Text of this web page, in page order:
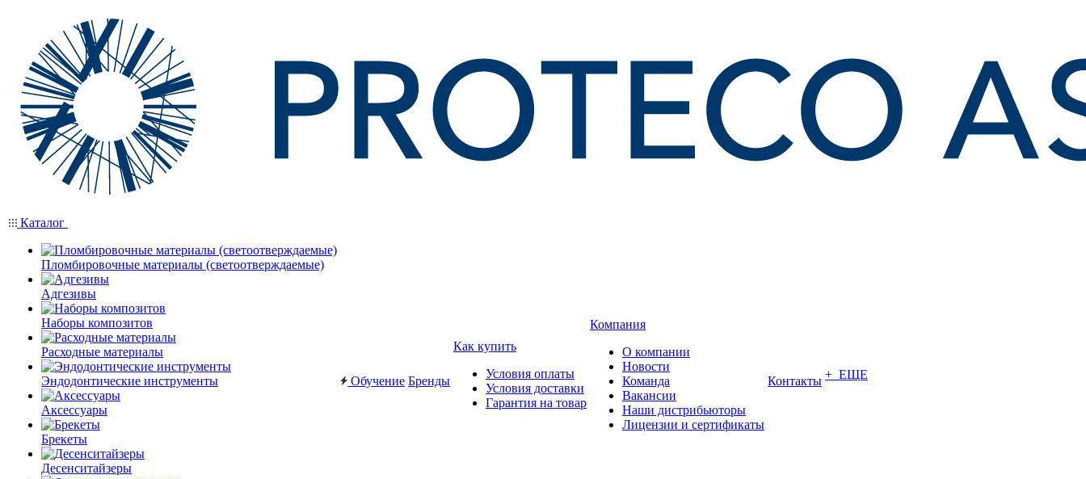
Каталог
Пломбировочные материалы (светоотверждаемые)
Адгезивы
Наборы композитов
Расходные материалы
Эндодонтические инструменты
Аксессуары
Брекеты
Десенситайзеры
Обучение Бренды
Как купить
Условия оплаты
Условия доставки
Гарантия на товар
Компания
О компании
Новости
Команда
Вакансии
Наши дистрибьюторы
Лицензии и сертификаты
Контакты + ЕЩЕ